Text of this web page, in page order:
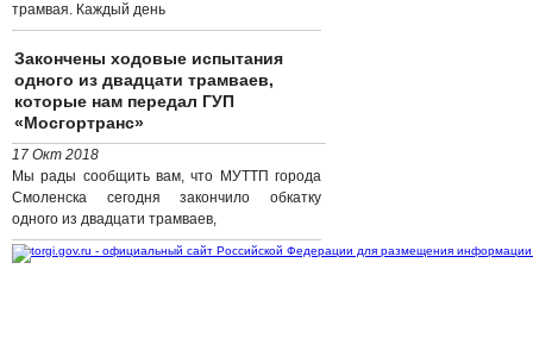
трамвая. Каждый день
Закончены ходовые испытания
одного из двадцати трамваев,
которые нам передал ГУП
«Мосгортранс»
17 Окт 2018
Мы рады сообщить вам, что МУТТП города
Смоленска сегодня закончило обкатку
одного из двадцати трамваев,